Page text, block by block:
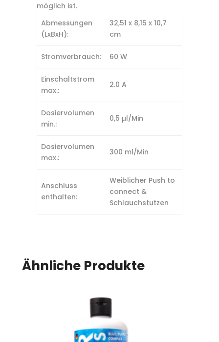
möglich ist.
Abmessungen
(LxBxH):
32,51 x 8,15 x 10,7
cm
Stromverbrauch: 60 W
Einschaltstrom
max.:
2.0 A
Dosiervolumen
min.:
0,5 µl/Min
Dosiervolumen
max.:
300 ml/Min
Anschluss
enthalten:
Weiblicher Push to
connect &
Schlauchstutzen
Ähnliche Produkte